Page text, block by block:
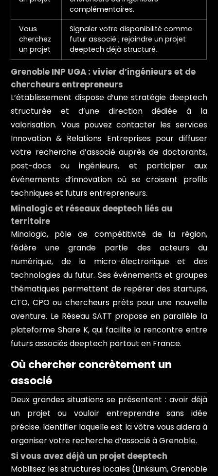
complémentaires.
Vous
cherchez
un projet
Signaler votre disponibilité comme
futur associé ; rejoindre un projet
deeptech déjà structuré.
Grenoble INP UGA : vivier d’ingénieurs et de
chercheurs entrepreneurs
L’établissement dispose d’une stratégie deeptech
structurée et d’une direction dédiée à la
valorisation. Vous pouvez contacter les services
Innovation & Relations Entreprises pour diffuser
votre recherche d’associé auprès de doctorants,
post-docs ou ingénieurs, et participer aux
événements d’innovation où se croisent profils
techniques et futurs entrepreneurs.
Minalogic et réseaux deeptech liés au
territoire
Minalogic, pôle de compétitivité de la région,
fédère une grande partie des acteurs du
numérique, de la micro-électronique et des
technologies du futur. Ses événements et groupes
thématiques permettent de repérer des startups,
CTO, CPO ou chercheurs prêts pour une nouvelle
aventure. Le Réseau SATT propose en parallèle la
plateforme Share K, qui facilite la rencontre entre
futurs associés deeptech partout en France.
Où chercher concrètement un
associé
Deux grandes situations se présentent : avoir déjà
un projet ou vouloir entreprendre sans idée
précise. Identifier laquelle est la vôtre vous aidera à
organiser votre recherche d’associé à Grenoble.
Si vous avez déjà un projet deeptech
Mobilisez les structures locales (Linksium, Grenoble